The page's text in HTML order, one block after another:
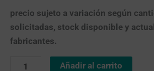
precio sujeto a variación según
solicitadas, stock disponible y
fabricantes.
Añadir al carrito